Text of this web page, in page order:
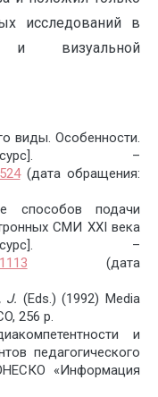
исследований в
и визуальной
виды. Особенности.
–
(дата обращения:
способов подачи
СМИ XXI века
–
(дата
J. (Eds.) (1992) Media
256 p.
и
педагогического
«Информация